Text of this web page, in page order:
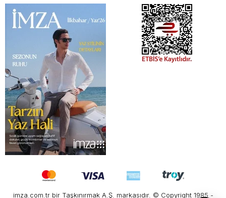
imza.com.tr bir Taşkınırmak A.Ş. markasıdır. © Copyright 1985 -